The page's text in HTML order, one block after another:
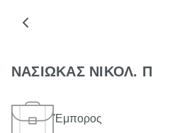
ΝΑΣΙΩΚΑΣ ΝΙΚΟΛ. Π
Έμπορος